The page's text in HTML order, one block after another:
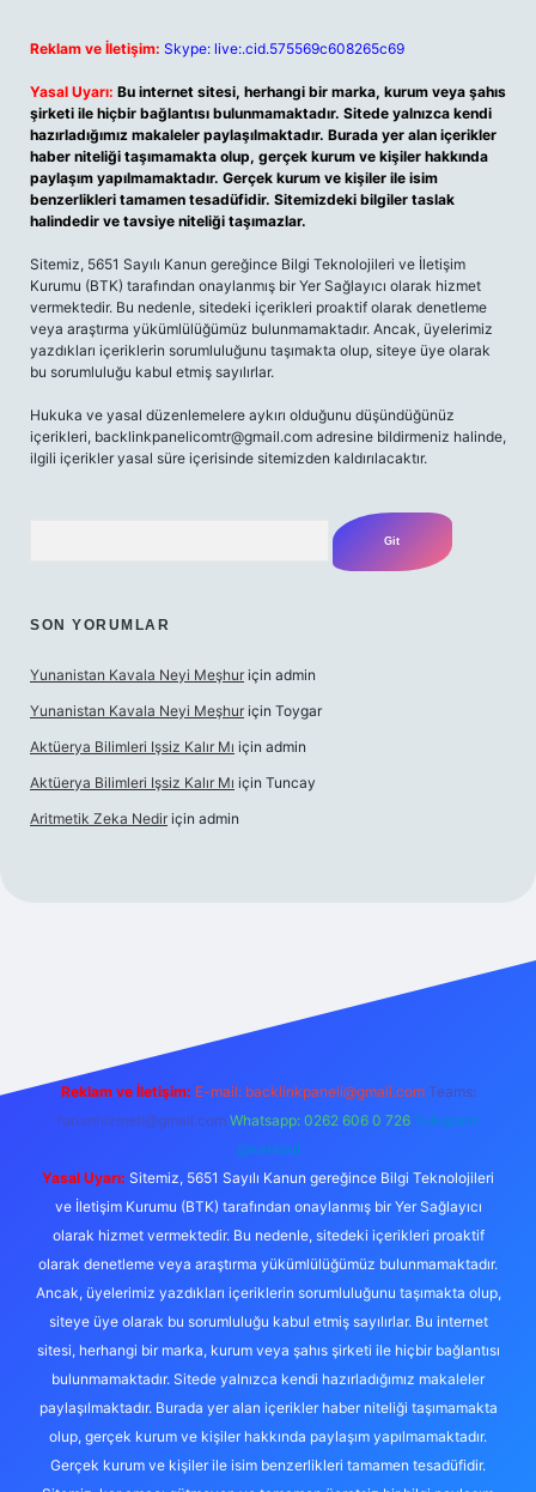
Reklam ve İletişim: Skype: live:.cid.575569c608265c69
Yasal Uyarı: Bu internet sitesi, herhangi bir marka, kurum veya şahıs
şirketi ile hiçbir bağlantısı bulunmamaktadır. Sitede yalnızca kendi
hazırladığımız makaleler paylaşılmaktadır. Burada yer alan içerikler
haber niteliği taşımamakta olup, gerçek kurum ve kişiler hakkında
paylaşım yapılmamaktadır. Gerçek kurum ve kişiler ile isim
benzerlikleri tamamen tesadüfidir. Sitemizdeki bilgiler taslak
halindedir ve tavsiye niteliği taşımazlar.
Sitemiz, 5651 Sayılı Kanun gereğince Bilgi Teknolojileri ve İletişim
Kurumu (BTK) tarafından onaylanmış bir Yer Sağlayıcı olarak hizmet
vermektedir. Bu nedenle, sitedeki içerikleri proaktif olarak denetleme
veya araştırma yükümlülüğümüz bulunmamaktadır. Ancak, üyelerimiz
yazdıkları içeriklerin sorumluluğunu taşımakta olup, siteye üye olarak
bu sorumluluğu kabul etmiş sayılırlar.
Hukuka ve yasal düzenlemelere aykırı olduğunu düşündüğünüz
içerikleri, backlinkpanelicomtr@gmail.com adresine bildirmeniz halinde,
ilgili içerikler yasal süre içerisinde sitemizden kaldırılacaktır.
SON YORUMLAR
Yunanistan Kavala Neyi Meşhur için admin
Yunanistan Kavala Neyi Meşhur için Toygar
Aktüerya Bilimleri Işsiz Kalır Mı için admin
Aktüerya Bilimleri Işsiz Kalır Mı için Tuncay
Aritmetik Zeka Nedir için admin
Reklam ve İletişim: E-mail: backlinkpaneli@gmail.com Teams:
forumhizmeti@gmail.com Whatsapp: 0262 606 0 726 Telegram:
@karabul
Yasal Uyarı: Sitemiz, 5651 Sayılı Kanun gereğince Bilgi Teknolojileri
ve İletişim Kurumu (BTK) tarafından onaylanmış bir Yer Sağlayıcı
olarak hizmet vermektedir. Bu nedenle, sitedeki içerikleri proaktif
olarak denetleme veya araştırma yükümlülüğümüz bulunmamaktadır.
Ancak, üyelerimiz yazdıkları içeriklerin sorumluluğunu taşımakta olup,
siteye üye olarak bu sorumluluğu kabul etmiş sayılırlar. Bu internet
sitesi, herhangi bir marka, kurum veya şahıs şirketi ile hiçbir bağlantısı
bulunmamaktadır. Sitede yalnızca kendi hazırladığımız makaleler
paylaşılmaktadır. Burada yer alan içerikler haber niteliği taşımamakta
olup, gerçek kurum ve kişiler hakkında paylaşım yapılmamaktadır.
Gerçek kurum ve kişiler ile isim benzerlikleri tamamen tesadüfidir.